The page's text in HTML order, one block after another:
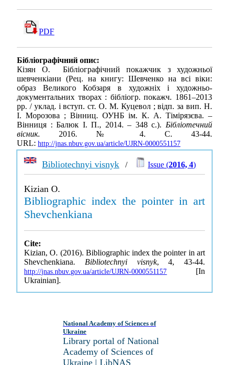
PDF
Бібліографічний опис:
Кізян О. Бібліографічний покажчик з художньої
шевченкіани (Рец. на книгу: Шевченко на всі віки:
образ Великого Кобзаря в художніх і художньо-
документальних творах : бібліогр. покажч. 1861–2013
рр. / уклад. і вступ. ст. О. М. Куцевол ; відп. за вип. Н.
І. Морозова ; Вінниц. ОУНБ ім. К. А. Тімірязєва. –
Вінниця : Балюк І. П., 2014. – 348 с.). Бібліотечний
вісник. 2016. № 4. С. 43-44.
URL: http://jnas.nbuv.gov.ua/article/UJRN-0000551157
Bibliotechnyi visnyk / Issue (2016, 4)
Kizian O.
Bibliographic index the pointer in art
Shevchenkiana
Cite:
Kizian, O. (2016). Bibliographic index the pointer in art
Shevchenkiana. Bibliotechnyi visnyk, 4, 43-44.
http://jnas.nbuv.gov.ua/article/UJRN-0000551157 [In
Ukrainian].
National Academy of Sciences of
Ukraine
Library portal of National
Academy of Sciences of
Ukraine | LibNAS